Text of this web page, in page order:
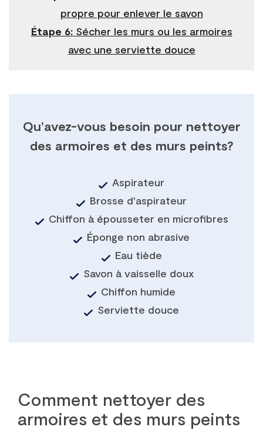
propre pour enlever le savon
Étape 6:Sécher les murs ou les armoires
avec une serviette douce
Qu’avez-vous besoin pour nettoyer
des armoires et des murs peints?
Aspirateur
Brosse d'aspirateur
Chiffon à épousseter en microfibres
Éponge non abrasive
Eau tiède
Savon à vaisselle doux
Chiffon humide
Serviette douce
Comment nettoyer des
armoires et des murs peints